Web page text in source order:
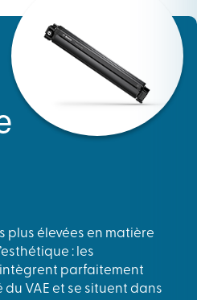
plus élevées en matière
: les
parfaitement
VAE et se situent dans